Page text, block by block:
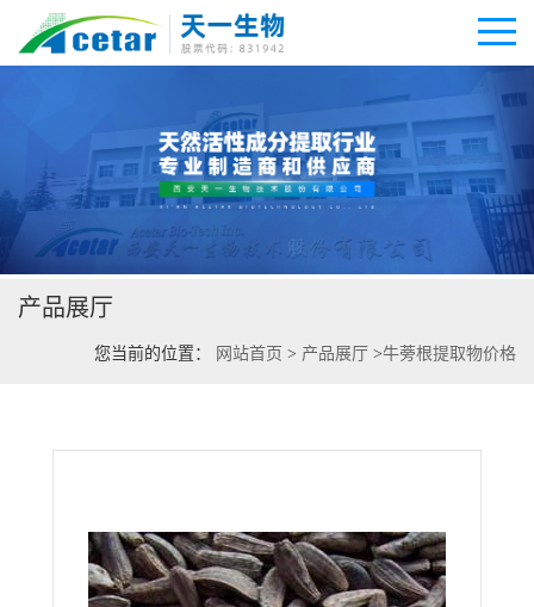
公司首页
公司介绍
公司动态
产品展厅
在线留言
产品展厅
您当前的位置： 网站首页 > 产品展厅 >牛蒡根提取物价格